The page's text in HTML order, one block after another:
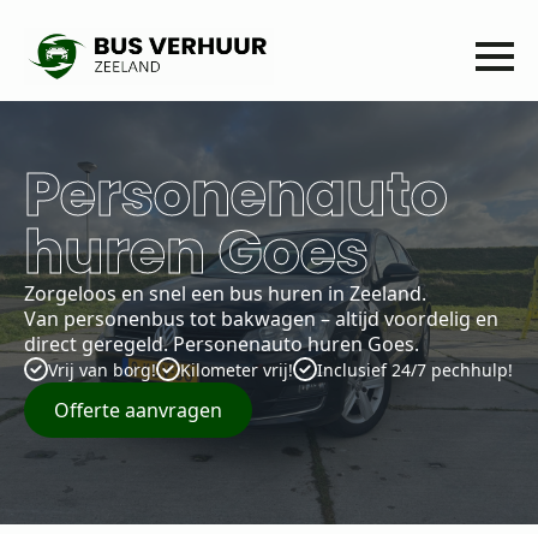
Personenauto
huren Goes
Zorgeloos en snel een bus huren in Zeeland.
Van personenbus tot bakwagen – altijd voordelig en
direct geregeld. Personenauto huren Goes.
Vrij van borg! Kilometer vrij! Inclusief 24/7 pechhulp!
Offerte aanvragen